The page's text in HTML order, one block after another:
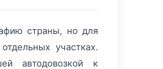
страны, но для
участках.
автодовозкой к